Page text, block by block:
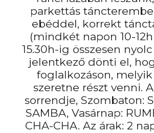
parkettás
ebéddel, korrekt
(mindkét napon 10-12h
15.30h-ig összesen
jelentkező dönti el,
foglalkozáson,
szeretne részt venni.
sorrendje, Szombaton:
SAMBA, Vasárnap:
CHA-CHA. Az árak: 2